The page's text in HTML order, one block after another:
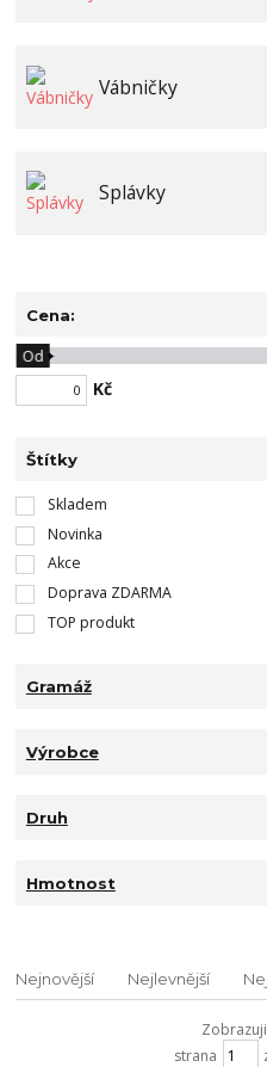
Vábničky
Splávky
Cena:
Kč
Od
Štítky
Skladem
Novinka
Akce
Doprava ZDARMA
TOP produkt
Gramáž
Výrobce
Druh
Hmotnost
Nejnovější Nejlevnější
strana